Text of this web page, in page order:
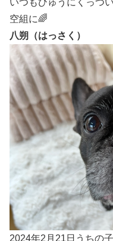
いつもひゅうにくっつ
空組に🌈
八朔（はっさく）
2024年2月21日うちの